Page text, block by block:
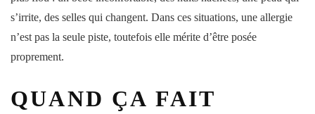
s’irrite, des selles qui changent. Dans ces situations, une allergie
n’est pas la seule piste, toutefois elle mérite d’être posée
proprement.
QUAND ÇA FAIT